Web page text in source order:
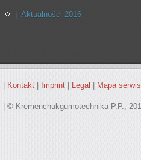
Aktualności 2016
Kontakt Imprint Legal Mapa
| © Kremenchukgumotechnika P.P.,